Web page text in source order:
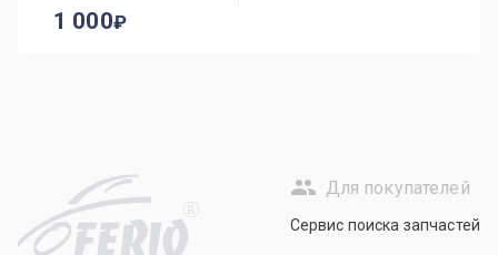
1 000
R
Для покупателей
Сервис поиска запчастей